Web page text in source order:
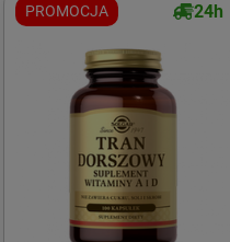
PROMOCJA 24h